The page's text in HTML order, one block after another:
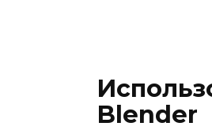
Blender